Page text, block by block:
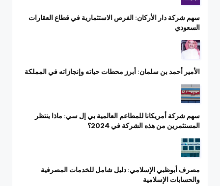
سهم شركة دار الأركان: الفرص الاستثمارية في قطاع العقارات
السعودي
الأمير أحمد بن سلمان: أبرز محطات حياته وإنجازاته في المملكة
سهم شركة أمريكانا للمطاعم العالمية بي إل سي: ماذا ينتظر
المستثمرين من هذه الشركة في 2024؟
مصرف أبوظبي الإسلامي: دليل شامل للخدمات المصرفية
والحسابات الإسلامية